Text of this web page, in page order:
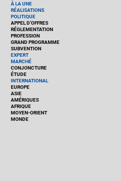
À LA UNE
RÉALISATIONS
POLITIQUE
APPEL D’OFFRES
RÉGLEMENTATION
PROFESSION
GRAND PROGRAMME
SUBVENTION
EXPERT
MARCHÉ
CONJONCTURE
ÉTUDE
INTERNATIONAL
EUROPE
ASIE
AMÉRIQUES
AFRIQUE
MOYEN-ORIENT
MONDE